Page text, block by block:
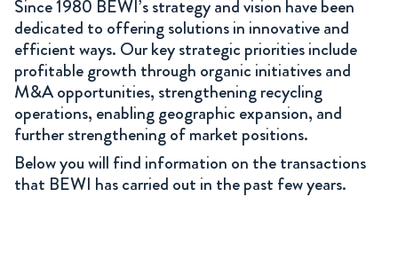
Since 1980 BEWI’s strategy and vision have been
dedicated to offering solutions in innovative and
efficient ways. Our key strategic priorities include
profitable growth through organic initiatives and
M&A opportunities, strengthening recycling
operations, enabling geographic expansion, and
further strengthening of market positions.
Below you will find information on the transactions
that BEWI has carried out in the past few years.